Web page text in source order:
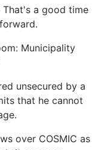
a good time
Municipality
unsecured by a
that he cannot
over COSMIC as